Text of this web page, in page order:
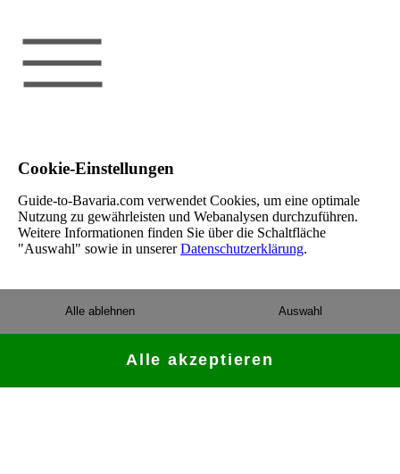
Cookie-Einstellungen
Guide-to-Bavaria.com verwendet Cookies, um eine optimale
Nutzung zu gewährleisten und Webanalysen durchzuführen.
Weitere Informationen finden Sie über die Schaltfläche
"Auswahl" sowie in unsererDatenschutzerklärung.
Auswahl
Alle ablehnen
Alle akzeptieren